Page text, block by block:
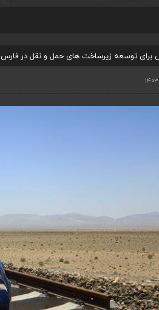
برای توسعه زیرساخت های حمل و نقل در فارس